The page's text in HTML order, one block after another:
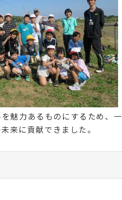
魅力あるものにするため、一
来に貢献できました。